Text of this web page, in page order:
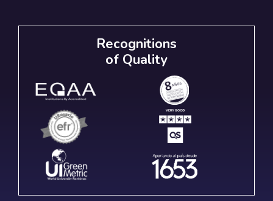
Recognitions
of Quality